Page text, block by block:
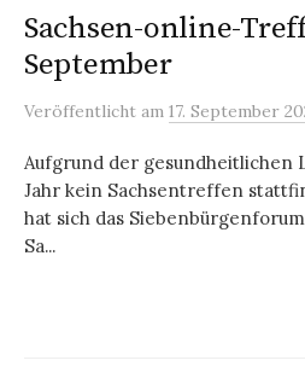
Sachsen-online-
September
Veröffentlicht am 17. September
Aufgrund der gesundheitlichen
Jahr kein Sachsentreffen
hat sich das
Sa...